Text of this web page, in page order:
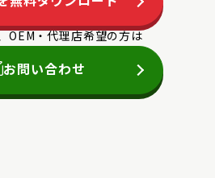
OEM・代理店希望の方は
お問い合わせ